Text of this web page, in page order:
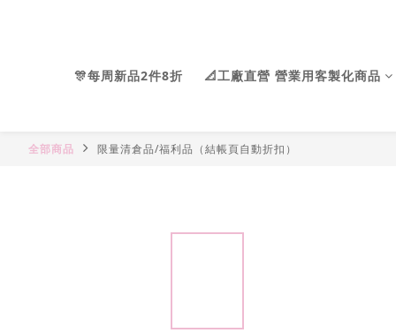
🎊每周新品2件8折 📐工廠直營 營業用客製化商品
全部商品 限量清倉品/福利品（結帳頁自動折扣）